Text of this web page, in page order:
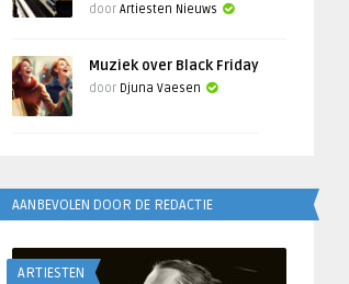
door Artiesten Nieuws
Muziek over Black Friday
door Djuna Vaesen
AANBEVOLEN DOOR DE REDACTIE
ARTIESTEN